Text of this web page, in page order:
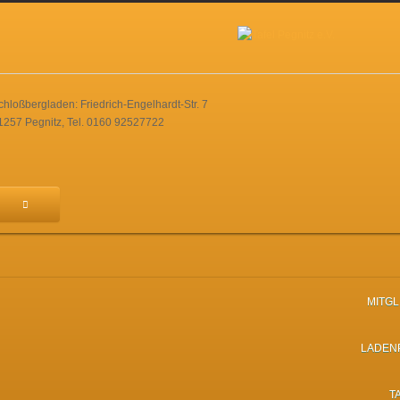
Friedrich-Engelhardt-Str. 7
Pegnitz, Tel. 0160 92527722